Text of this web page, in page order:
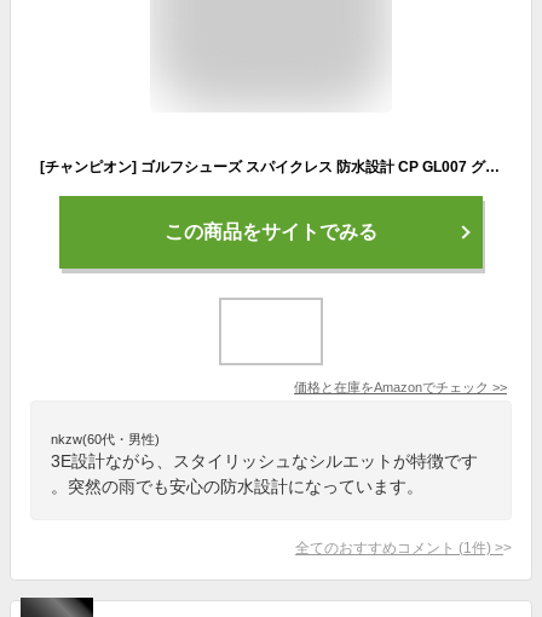
[チャンピオン] ゴルフシューズ スパイクレス 防水設計 CP GL007 グラスコート CORDURA ブラック 25 cm 3E
この商品をサイトでみる
価格と在庫をAmazonでチェック >>
nkzw(60代・男性)
3E設計ながら、スタイリッシュなシルエットが特徴です
。突然の雨でも安心の防水設計になっています。
全てのおすすめコメント (1 件) >